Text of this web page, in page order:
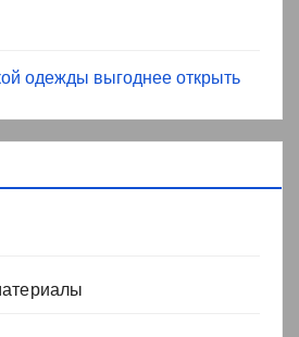
одежды выгоднее открыть